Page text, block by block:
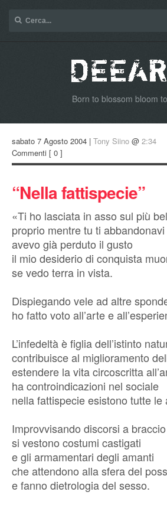
Born to blossom bloom
sabato 7 Agosto 2004 | Tony Siino @ 2:34
Commenti [ 0 ]
“Nella fattispecie”
«Ti ho lasciata in asso sul più
proprio mentre tu ti abbandonavi
avevo già perduto il gusto
il mio desiderio di conquista
se vedo terra in vista.
Dispiegando vele ad altre
ho fatto voto all’arte e
L’infedeltà è figlia dell’istinto
contribuisce al miglioramento
estendere la vita circoscritta
ha controindicazioni nel sociale
nella fattispecie esistono tutte le
Improvvisando discorsi a braccio
si vestono costumi castigati
e gli armamentari degli amanti
che attendono alla sfera del
e fanno dietrologia del sesso.